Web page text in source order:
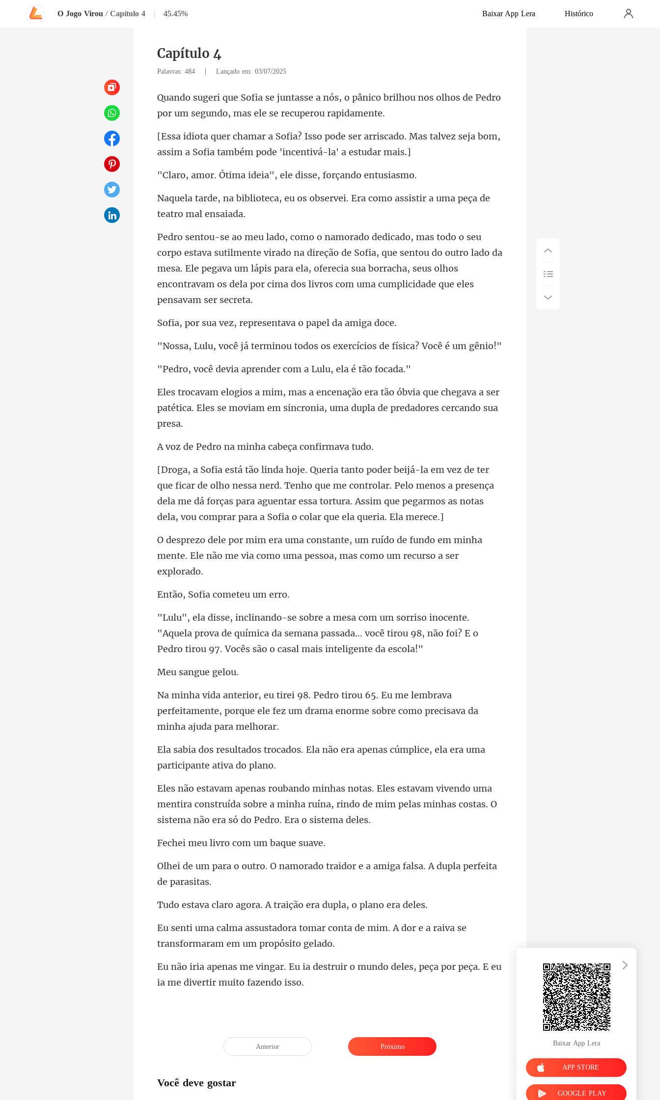
O Jogo Virou / Capítulo 4 | 45.45% Baixar App Lera Histórico
Capítulo 4
Palavras: 484 | Lançado em: 03/07/2025
o pânico brilhou nos olhos de Pedro
por u
er arriscado. Mas talvez seja bom,
assim a Sof
ideia", ele disse,
os observei. Era como assistir
direção de Sofia, que sentou do outro lado da
mesa. Ele pegava um lápis para ela, oferecia sua borrach
, representava o p
inou todos os exercícios d
aprender com a Lulu
óbvia que chegava a ser
patética. Eles se moviam em s
na minha cabeça
essa nerd. Tenho que me controlar. Pelo menos a presença
dela me dá forças para aguentar essa tortu
ído de fundo em minha
mente. Ele não me via como
fia comet
.
"Aquela prova de química da semana passada... você tirou 98, não fo
angue
u me lembrava
perfeitamente, porque ele fez um drama e
Ela não era apenas cúmplice, ela
do uma
mentira construída sobre a minha ruína, rindo de mim pelas
ivro com um
morado traidor e a amiga falsa
ra. A traição era dup
r conta de mim. A dor e a raiva se
struir o mundo deles, peça por peça. E
Anterior Próximo
Você deve gostar
Baixar App Lera
APP STORE
GOOGLE PLAY